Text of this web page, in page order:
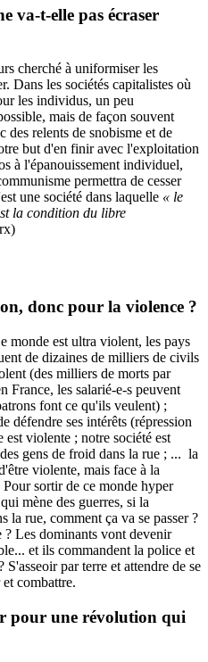
va-t-elle pas écraser
cherché à uniformiser les
Dans les sociétés capitalistes où
les individus, un peu
mais de façon souvent
des relents de snobisme et de
but d'en finir avec l'exploitation
à l'épanouissement individuel,
permettra de cesser
une société dans laquelle « le
la condition du libre
donc pour la violence ?
monde est ultra violent, les pays
de dizaines de milliers de civils
(des milliers de morts par
France, les salarié-e-s peuvent
font ce qu'ils veulent) ;
défendre ses intérêts (répression
violente ; notre société est
gens de froid dans la rue ; ... la
violente, mais face à la
sortir de ce monde hyper
mène des guerres, si la
la rue, comment ça va se passer ?
Les dominants vont devenir
et ils commandent la police et
par terre et attendre de se
combattre.
pour une révolution qui